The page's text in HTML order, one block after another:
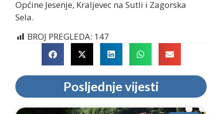
Općine Jesenje, Kraljevec na Sutli i Zagorska
Sela.
BROJ PREGLEDA: 147
Posljednje vijesti